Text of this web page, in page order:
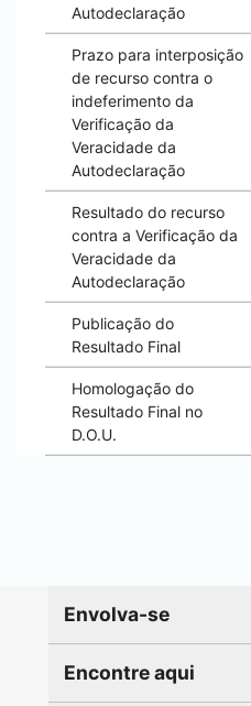
Autodeclaração
Prazo para interposição
de recurso contra o
indeferimento da
Verificação da
Veracidade da
Autodeclaração
Resultado do recurso
contra a Verificação da
Veracidade da
Autodeclaração
Publicação do
Resultado Final
Homologação do
Resultado Final no
D.O.U.
Envolva-se
Encontre aqui